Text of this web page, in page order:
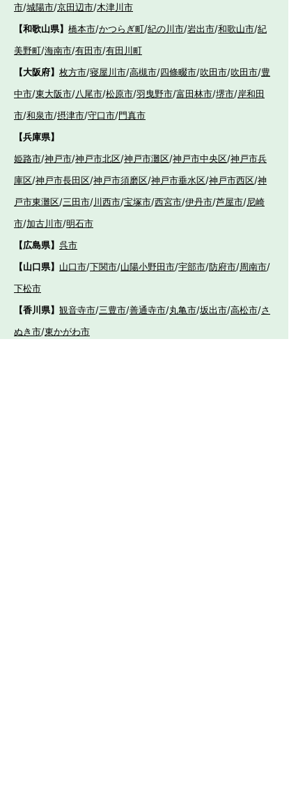
市/城陽市/京田辺市/木津川市
【和歌山県】 橋本市/かつらぎ町/紀の川市/岩出市/和歌山市/紀
美野町/海南市/有田市/有田川町
【大阪府】 枚方市/寝屋川市/高槻市/四條畷市/吹田市/吹田市/豊
中市/東大阪市/八尾市/松原市/羽曳野市/富田林市/堺市/岸和田
市/和泉市/摂津市/守口市/門真市
【兵庫県】
姫路市/神戸市/神戸市北区/神戸市灘区/神戸市中央区/神戸市兵
庫区/神戸市長田区/神戸市須磨区/神戸市垂水区/神戸市西区/神
戸市東灘区/三田市/川西市/宝塚市/西宮市/伊丹市/芦屋市/尼崎
市/加古川市/明石市
【広島県】 呉市
【山口県】 山口市/下関市/山陽小野田市/宇部市/防府市/周南市/
下松市
【香川県】 観音寺市/三豊市/善通寺市/丸亀市/坂出市/高松市/さ
ぬき市/東かがわ市